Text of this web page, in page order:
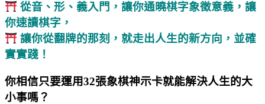
從音、形、義入門，讓你通曉棋字象徵意義，讓
你速讀棋字，
讓你從翻牌的那刻，就走出人生的新方向，並確
實實踐！
你相信只要運用32張象棋神示卡就能解決人生的大
小事嗎？